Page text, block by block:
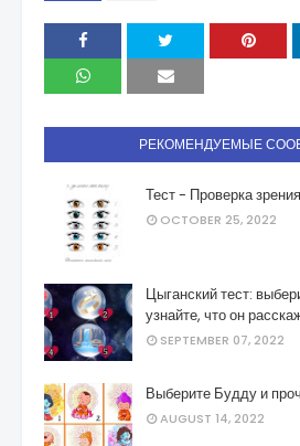
РЕКОМЕНДУЕМЫЕ
Тест - Проверка зрения
OCTOBER 25, 2022
Цыганский тест:
узнайте, что он
SEPTEMBER 07, 2022
Выберите Будду и
AUGUST 14, 2022